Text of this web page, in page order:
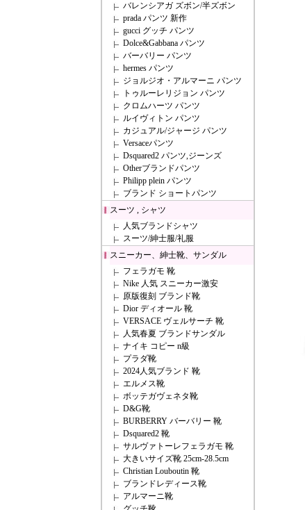
バレンシアガ ズボン/半ズボン
prada パンツ 新作
gucci グッチ パンツ
Dolce&Gabbana パンツ
バーバリー パンツ
hermes パンツ
ジョルジオ・アルマーニ パンツ
トゥルーレリジョン パンツ
クロムハーツ パンツ
ルイヴィトン パンツ
カジュアル/ジャージ パンツ
Versaceパンツ
Dsquared2 パンツ,ジーンズ
Otherブランドパンツ
Philipp plein パンツ
ブランド ショートパンツ
スーツ , シャツ
人気ブランドシャツ
スーツ/紳士服/礼服
スニーカー、紳士靴、サンダル
フェラガモ 靴
Nike 人気 スニーカー激安
原版復刻 ブランド靴
Dior ディオール 靴
VERSACE ヴェルサーチ 靴
人気春夏 ブランドサンダル
ナイキ コピー n級
プラダ靴
2024人気ブランド 靴
エルメス靴
ボッテガヴェネタ靴
D&G靴
BURBERRY バーバリー 靴
Dsquared2 靴
サルヴァトーレフェラガモ 靴
大きいサイズ靴 25cm-28.5cm
Christian Louboutin 靴
ブランドレディース靴
アルマーニ靴